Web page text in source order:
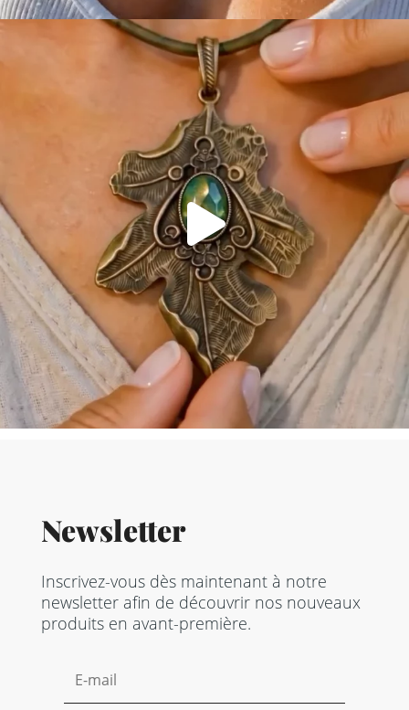
Newsletter
Inscrivez-vous dès maintenant à notre
newsletter afin de découvrir nos nouveaux
produits en avant-première.